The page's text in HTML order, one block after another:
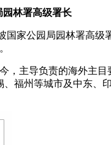
园林署高级署长
家公园局园林署高级
主导负责的海外主
福州等城市及中东、